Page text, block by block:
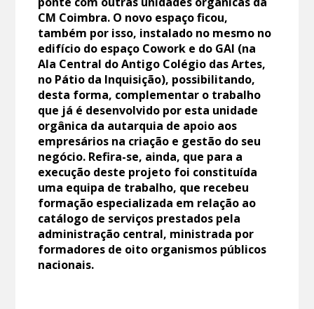
CM Coimbra. O novo espaço ficou,
também por isso, instalado no mesmo no
edifício do espaço Cowork e do GAI (na
Ala Central do Antigo Colégio das Artes,
no Pátio da Inquisição), possibilitando,
desta forma, complementar o trabalho
que já é desenvolvido por esta unidade
orgânica da autarquia de apoio aos
empresários na criação e gestão do seu
negócio. Refira-se, ainda, que para a
execução deste projeto foi constituída
uma equipa de trabalho, que recebeu
formação especializada em relação ao
catálogo de serviços prestados pela
administração central, ministrada por
formadores de oito organismos públicos
nacionais.